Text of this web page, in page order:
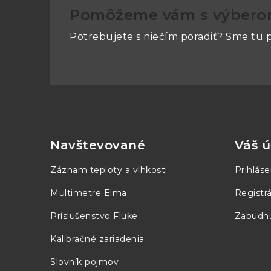
Ochranné funkcie
Ukazovatele
Meranie
3-
Rozlíšenie 100mV,
Napätie
Pomôžeme vám s
Potrebujete s niečím poradiť? Sme tu
Navštevované
Záznam teploty a vlhkosti
Multimetre Elma
Príslušenstvo Fluke
Kalibračné zariadenia
Slovník pojmov
Váš